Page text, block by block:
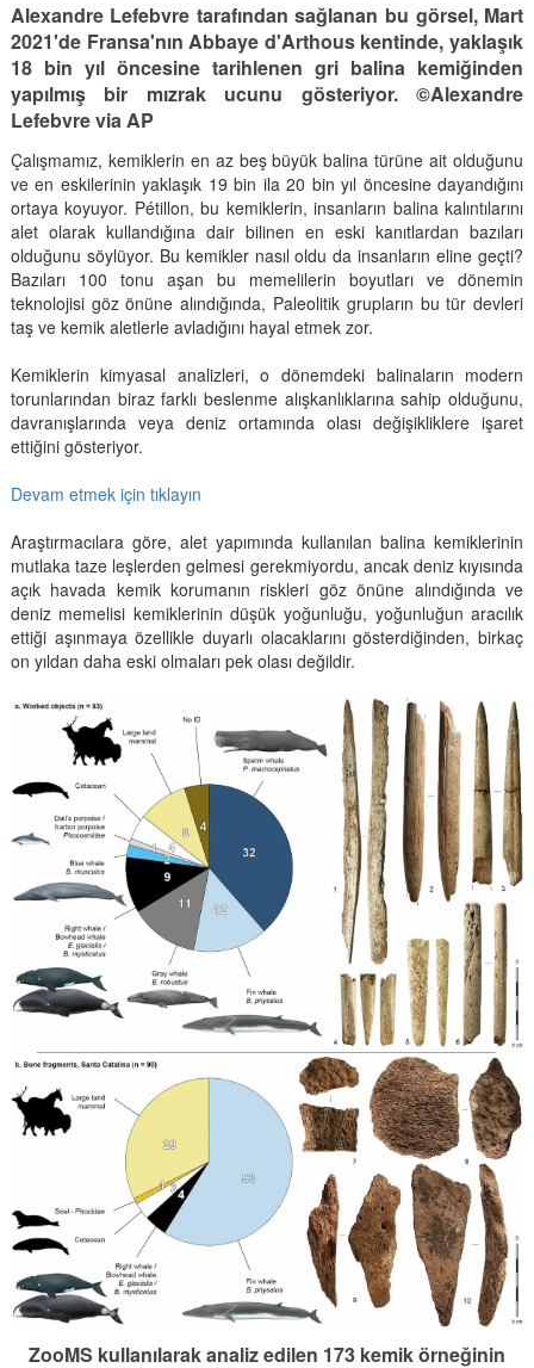
Alexandre Lefebvre tarafından sağlanan bu görsel, Mart
2021'de Fransa'nın Abbaye d'Arthous kentinde, yaklaşık
18 bin yıl öncesine tarihlenen gri balina kemiğinden
yapılmış bir mızrak ucunu gösteriyor. ©Alexandre
Lefebvre via AP
Çalışmamız, kemiklerin en az beş büyük balina türüne ait olduğunu
ve en eskilerinin yaklaşık 19 bin ila 20 bin yıl öncesine dayandığını
ortaya koyuyor. Pétillon, bu kemiklerin, insanların balina kalıntılarını
alet olarak kullandığına dair bilinen en eski kanıtlardan bazıları
olduğunu söylüyor. Bu kemikler nasıl oldu da insanların eline geçti?
Bazıları 100 tonu aşan bu memelilerin boyutları ve dönemin
teknolojisi göz önüne alındığında, Paleolitik grupların bu tür devleri
taş ve kemik aletlerle avladığını hayal etmek zor.
Kemiklerin kimyasal analizleri, o dönemdeki balinaların modern
torunlarından biraz farklı beslenme alışkanlıklarına sahip olduğunu,
davranışlarında veya deniz ortamında olası değişikliklere işaret
ettiğini gösteriyor.
Devam etmek için tıklayın
Araştırmacılara göre, alet yapımında kullanılan balina kemiklerinin
mutlaka taze leşlerden gelmesi gerekmiyordu, ancak deniz kıyısında
açık havada kemik korumanın riskleri göz önüne alındığında ve
deniz memelisi kemiklerinin düşük yoğunluğu, yoğunluğun aracılık
ettiği aşınmaya özellikle duyarlı olacaklarını gösterdiğinden, birkaç
on yıldan daha eski olmaları pek olası değildir.
ZooMS kullanılarak analiz edilen 173 kemik örneğinin